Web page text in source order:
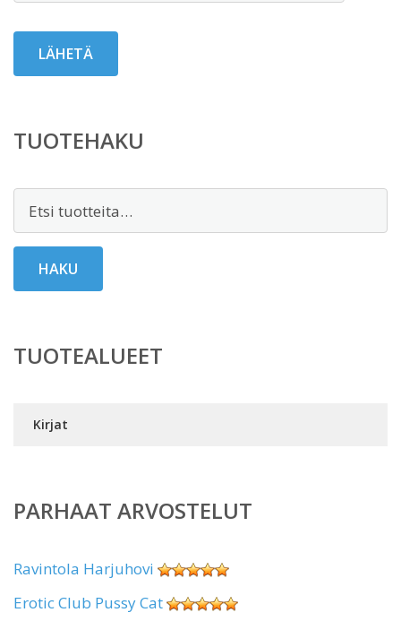
TUOTEHAKU
HAKU
TUOTEALUEET
Kirjat
PARHAAT ARVOSTELUT
Ravintola Harjuhovi
Erotic Club Pussy Cat